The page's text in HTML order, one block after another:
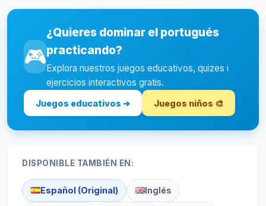
🎮
¿Quieres dominar el portugués
practicando?
Explora nuestros juegos educativos, quizes i
ejercicios interactivos gratis.
Juegos educativos ➔ Juegos niños 🎨
DISPONIBLE TAMBIÉN EN:
Español (Original) Inglés